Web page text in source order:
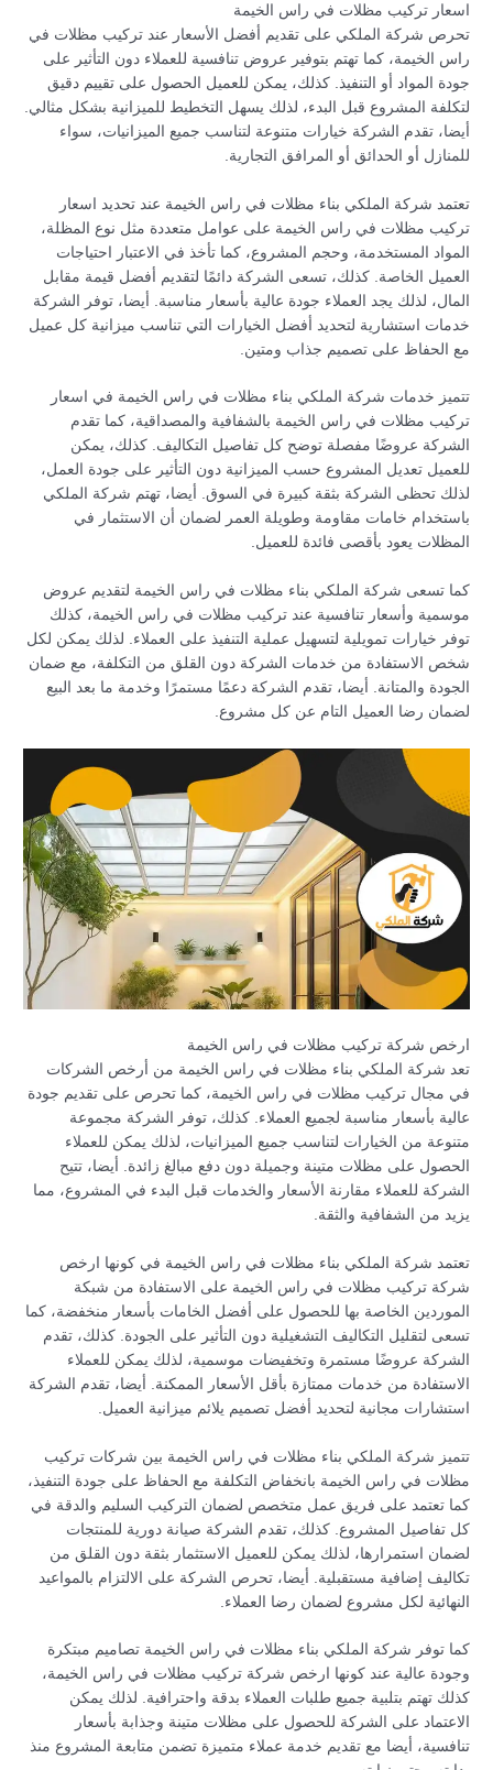
اسعار تركيب مظلات في راس الخيمة
تحرص شركة الملكي على تقديم أفضل الأسعار عند تركيب مظلات في
راس الخيمة، كما تهتم بتوفير عروض تنافسية للعملاء دون التأثير على
جودة المواد أو التنفيذ. كذلك، يمكن للعميل الحصول على تقييم دقيق
لتكلفة المشروع قبل البدء، لذلك يسهل التخطيط للميزانية بشكل مثالي.
أيضا، تقدم الشركة خيارات متنوعة لتناسب جميع الميزانيات، سواء
للمنازل أو الحدائق أو المرافق التجارية.
تعتمد شركة الملكي بناء مظلات في راس الخيمة عند تحديد اسعار
تركيب مظلات في راس الخيمة على عوامل متعددة مثل نوع المظلة،
المواد المستخدمة، وحجم المشروع، كما تأخذ في الاعتبار احتياجات
العميل الخاصة. كذلك، تسعى الشركة دائمًا لتقديم أفضل قيمة مقابل
المال، لذلك يجد العملاء جودة عالية بأسعار مناسبة. أيضا، توفر الشركة
خدمات استشارية لتحديد أفضل الخيارات التي تناسب ميزانية كل عميل
مع الحفاظ على تصميم جذاب ومتين.
تتميز خدمات شركة الملكي بناء مظلات في راس الخيمة في اسعار
تركيب مظلات في راس الخيمة بالشفافية والمصداقية، كما تقدم
الشركة عروضًا مفصلة توضح كل تفاصيل التكاليف. كذلك، يمكن
للعميل تعديل المشروع حسب الميزانية دون التأثير على جودة العمل،
لذلك تحظى الشركة بثقة كبيرة في السوق. أيضا، تهتم شركة الملكي
باستخدام خامات مقاومة وطويلة العمر لضمان أن الاستثمار في
المظلات يعود بأقصى فائدة للعميل.
كما تسعى شركة الملكي بناء مظلات في راس الخيمة لتقديم عروض
موسمية وأسعار تنافسية عند تركيب مظلات في راس الخيمة، كذلك
توفر خيارات تمويلية لتسهيل عملية التنفيذ على العملاء. لذلك يمكن لكل
شخص الاستفادة من خدمات الشركة دون القلق من التكلفة، مع ضمان
الجودة والمتانة. أيضا، تقدم الشركة دعمًا مستمرًا وخدمة ما بعد البيع
لضمان رضا العميل التام عن كل مشروع.
ارخص شركة تركيب مظلات في راس الخيمة
تعد شركة الملكي بناء مظلات في راس الخيمة من أرخص الشركات
في مجال تركيب مظلات في راس الخيمة، كما تحرص على تقديم جودة
عالية بأسعار مناسبة لجميع العملاء. كذلك، توفر الشركة مجموعة
متنوعة من الخيارات لتناسب جميع الميزانيات، لذلك يمكن للعملاء
الحصول على مظلات متينة وجميلة دون دفع مبالغ زائدة. أيضا، تتيح
الشركة للعملاء مقارنة الأسعار والخدمات قبل البدء في المشروع، مما
يزيد من الشفافية والثقة.
تعتمد شركة الملكي بناء مظلات في راس الخيمة في كونها ارخص
شركة تركيب مظلات في راس الخيمة على الاستفادة من شبكة
الموردين الخاصة بها للحصول على أفضل الخامات بأسعار منخفضة، كما
تسعى لتقليل التكاليف التشغيلية دون التأثير على الجودة. كذلك، تقدم
الشركة عروضًا مستمرة وتخفيضات موسمية، لذلك يمكن للعملاء
الاستفادة من خدمات ممتازة بأقل الأسعار الممكنة. أيضا، تقدم الشركة
استشارات مجانية لتحديد أفضل تصميم يلائم ميزانية العميل.
تتميز شركة الملكي بناء مظلات في راس الخيمة بين شركات تركيب
مظلات في راس الخيمة بانخفاض التكلفة مع الحفاظ على جودة التنفيذ،
كما تعتمد على فريق عمل متخصص لضمان التركيب السليم والدقة في
كل تفاصيل المشروع. كذلك، تقدم الشركة صيانة دورية للمنتجات
لضمان استمرارها، لذلك يمكن للعميل الاستثمار بثقة دون القلق من
تكاليف إضافية مستقبلية. أيضا، تحرص الشركة على الالتزام بالمواعيد
النهائية لكل مشروع لضمان رضا العملاء.
كما توفر شركة الملكي بناء مظلات في راس الخيمة تصاميم مبتكرة
وجودة عالية عند كونها ارخص شركة تركيب مظلات في راس الخيمة،
كذلك تهتم بتلبية جميع طلبات العملاء بدقة واحترافية. لذلك يمكن
الاعتماد على الشركة للحصول على مظلات متينة وجذابة بأسعار
تنافسية، أيضا مع تقديم خدمة عملاء متميزة تضمن متابعة المشروع منذ